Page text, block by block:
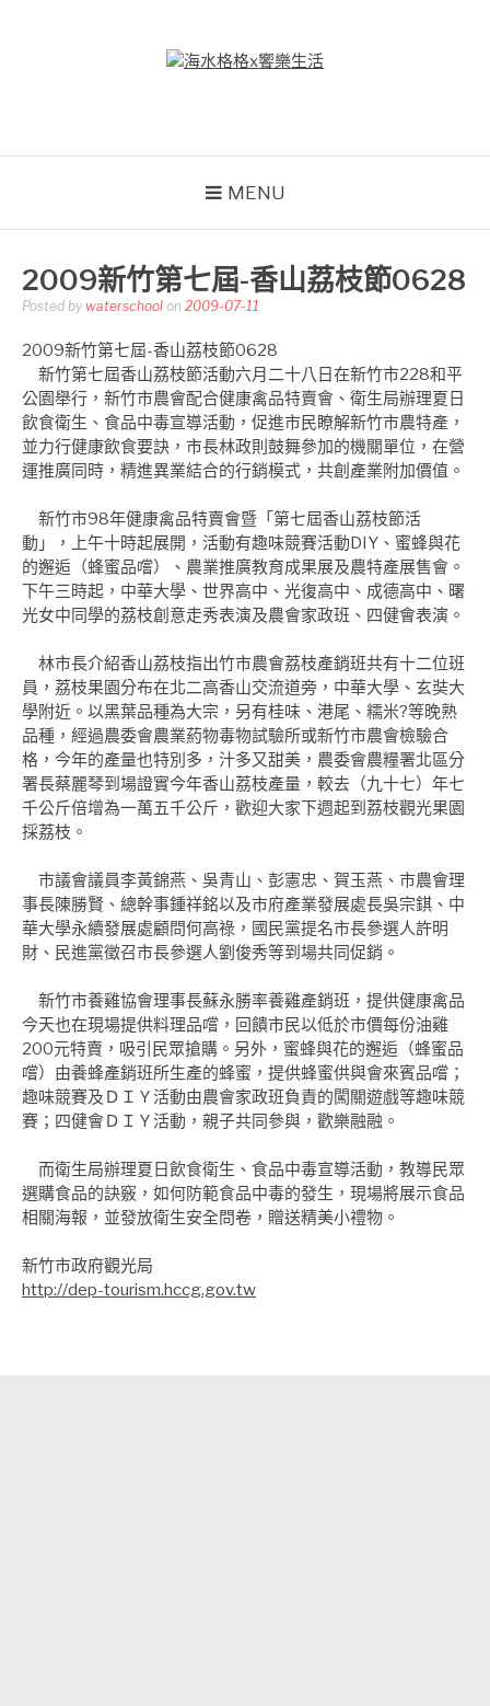
MENU
2009新竹第七屆-香山荔枝節0628
Posted by waterschool on 2009-07-11
2009新竹第七屆-香山荔枝節0628
新竹第七屆香山荔枝節活動六月二十八日在新竹市228和平
公園舉行，新竹市農會配合健康禽品特賣會、衛生局辦理夏日
飲食衛生、食品中毒宣導活動，促進市民瞭解新竹市農特產，
並力行健康飲食要訣，市長林政則鼓舞參加的機關單位，在營
運推廣同時，精進異業結合的行銷模式，共創產業附加價值。
新竹市98年健康禽品特賣會暨「第七屆香山荔枝節活
動」，上午十時起展開，活動有趣味競賽活動DIY、蜜蜂與花
的邂逅（蜂蜜品嚐）、農業推廣教育成果展及農特產展售會。
下午三時起，中華大學、世界高中、光復高中、成德高中、曙
光女中同學的荔枝創意走秀表演及農會家政班、四健會表演。
林市長介紹香山荔枝指出竹市農會荔枝產銷班共有十二位班
員，荔枝果園分布在北二高香山交流道旁，中華大學、玄奘大
學附近。以黑葉品種為大宗，另有桂味、港尾、糯米?等晚熟
品種，經過農委會農業葯物毒物試驗所或新竹市農會檢驗合
格，今年的產量也特別多，汁多又甜美，農委會農糧署北區分
署長蔡麗琴到場證實今年香山荔枝產量，較去（九十七）年七
千公斤倍增為一萬五千公斤，歡迎大家下週起到荔枝觀光果園
採荔枝。
市議會議員李黃錦燕、吳青山、彭憲忠、賀玉燕、市農會理
事長陳勝賢、總幹事鍾祥銘以及市府產業發展處長吳宗錤、中
華大學永續發展處顧問何高祿，國民黨提名市長參選人許明
財、民進黨徵召市長參選人劉俊秀等到場共同促銷。
新竹市養雞協會理事長蘇永勝率養雞產銷班，提供健康禽品
今天也在現場提供料理品嚐，回饋市民以低於市價每份油雞
200元特賣，吸引民眾搶購。另外，蜜蜂與花的邂逅（蜂蜜品
嚐）由養蜂產銷班所生產的蜂蜜，提供蜂蜜供與會來賓品嚐；
趣味競賽及ＤＩＹ活動由農會家政班負責的闖關遊戲等趣味競
賽；四健會ＤＩＹ活動，親子共同參與，歡樂融融。
而衛生局辦理夏日飲食衛生、食品中毒宣導活動，教導民眾
選購食品的訣竅，如何防範食品中毒的發生，現場將展示食品
相關海報，並發放衛生安全問卷，贈送精美小禮物。
新竹市政府觀光局
http://dep-tourism.hccg.gov.tw